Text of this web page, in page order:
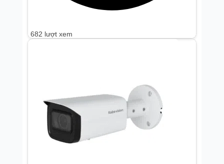
682 lượt xem